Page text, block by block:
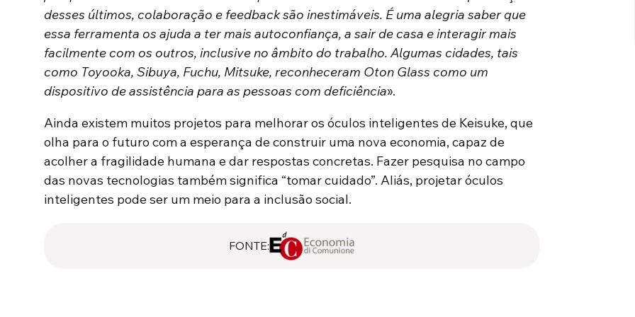
desses últimos, colaboração e feedback são inestimáveis. É uma alegria saber que
essa ferramenta os ajuda a ter mais autoconfiança, a sair de casa e interagir mais
facilmente com os outros, inclusive no âmbito do trabalho. Algumas cidades, tais
como Toyooka, Sibuya, Fuchu, Mitsuke, reconheceram Oton Glass como um
dispositivo de assistência para as pessoas com deficiência».
Ainda existem muitos projetos para melhorar os óculos inteligentes de Keisuke, que
olha para o futuro com a esperança de construir uma nova economia, capaz de
acolher a fragilidade humana e dar respostas concretas. Fazer pesquisa no campo
das novas tecnologias também significa “tomar cuidado”. Aliás, projetar óculos
inteligentes pode ser um meio para a inclusão social.
FONTE: